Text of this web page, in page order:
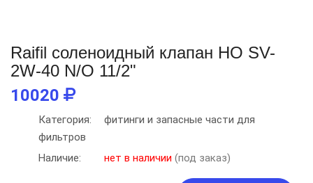
Raifil соленоидный клапан НО SV-
2W-40 N/О 11/2"
10020
Категория:
фитинги и запасные части для
фильтров
Наличие:
нет в наличии (под заказ)